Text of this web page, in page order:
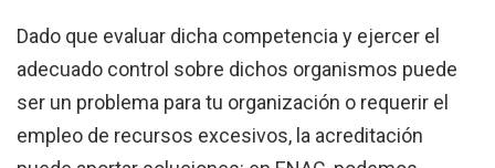
Dado que evaluar dicha competencia y ejercer el
adecuado control sobre dichos organismos puede
ser un problema para tu organización o requerir el
empleo de recursos excesivos, la acreditación